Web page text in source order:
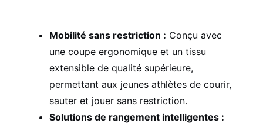
Mobilité sans restriction : Conçu avec
une coupe ergonomique et un tissu
extensible de qualité supérieure,
permettant aux jeunes athlètes de courir,
sauter et jouer sans restriction.
Solutions de rangement intelligentes :